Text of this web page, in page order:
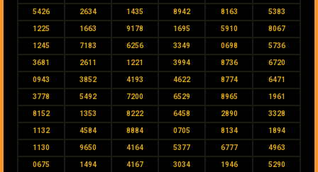
5426 2634 1435 8942 8163 5383
1225 1663 9178 1695 5910 8067
1245 7183 6256 3349 0698 5736
3681 2611 1221 3994 8736 6720
0943 3852 4193 4622 8774 6471
3778 5492 7200 6529 8965 1961
8152 1353 8222 6458 2890 3328
1132 4584 8884 0705 8134 1894
1130 9650 4164 5377 6777 4963
0675 1494 4167 3034 1946 5290